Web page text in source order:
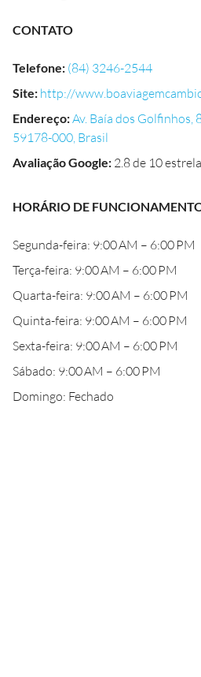
CONTATO
Telefone: (84) 3246-2544
Site: http://
Endereço:Av. Baía dos Golfinhos,
59178-000, Brasil
Avaliação Google: 2.8 de 10
HORÁRIO DE
Segunda-feira: 9:00 AM – 6:00 PM
Terça-feira: 9:00 AM – 6:00 PM
Quarta-feira: 9:00 AM – 6:00 PM
Quinta-feira: 9:00 AM – 6:00 PM
Sexta-feira: 9:00 AM – 6:00 PM
Sábado: 9:00 AM – 6:00 PM
Domingo: Fechado